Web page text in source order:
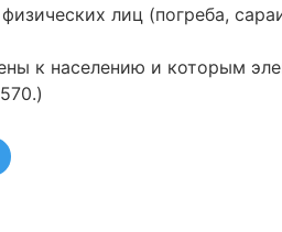
лиц (погреба,
к населению и которым